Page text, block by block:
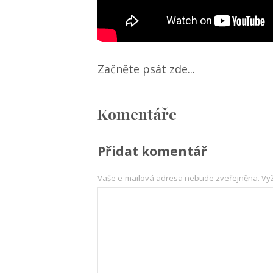
Začněte psát zde...
Komentáře
Přidat komentář
Vaše e-mailová adresa nebude zveřejněna.